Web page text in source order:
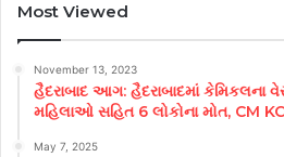
Most Viewed
November 13, 2023
હૈદરાબાદ આગ: હૈદરાબાદમાં કેમિકલના
મહિલાઓ સહિત 6 લોકોના મોત, CM
May 7, 2025